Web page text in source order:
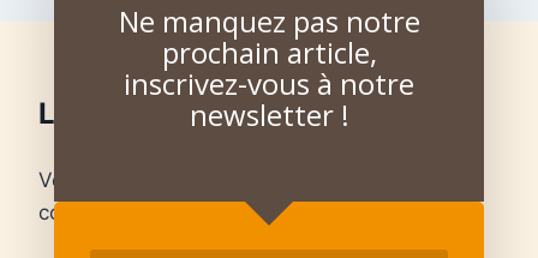
Laisser un commentaire
Vous devez
commentaire.
Ne manquez pas notre
prochain article,
inscrivez-vous à notre
newsletter !